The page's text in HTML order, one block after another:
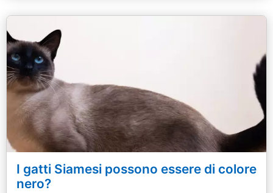
I gatti Siamesi possono essere di colore
nero?